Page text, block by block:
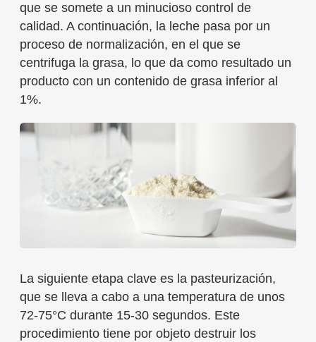
que se somete a un minucioso control de
calidad. A continuación, la leche pasa por un
proceso de normalización, en el que se
centrifuga la grasa, lo que da como resultado un
producto con un contenido de grasa inferior al
1%.
La siguiente etapa clave es la pasteurización,
que se lleva a cabo a una temperatura de unos
72-75°C durante 15-30 segundos. Este
procedimiento tiene por objeto destruir los